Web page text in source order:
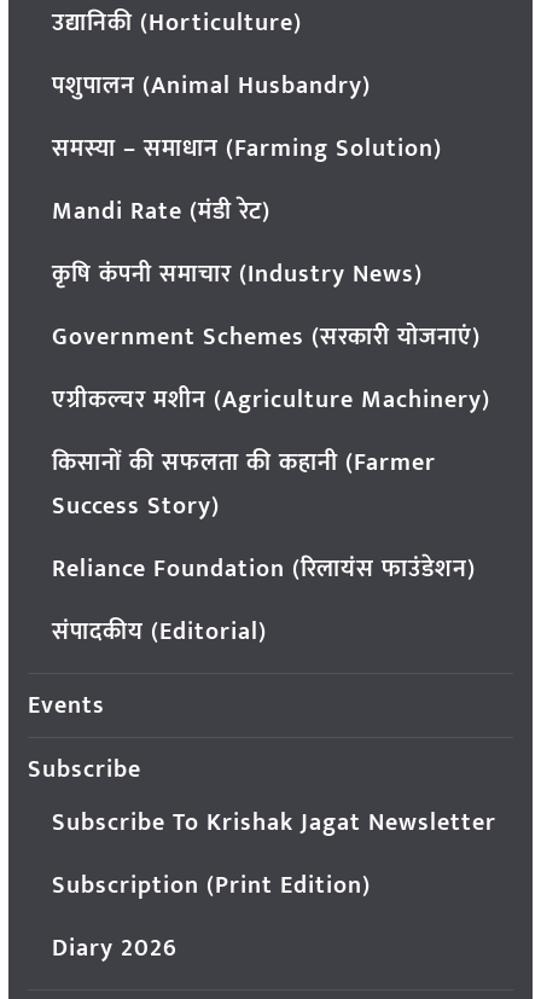
उद्यानिकी (Horticulture)
पशुपालन (Animal Husbandry)
समस्या – समाधान (Farming Solution)
Mandi Rate (मंडी रेट)
कृषि कंपनी समाचार (Industry News)
Government Schemes (सरकारी योजनाएं)
एग्रीकल्चर मशीन (Agriculture Machinery)
किसानों की सफलता की कहानी (Farmer
Success Story)
Reliance Foundation (रिलायंस फाउंडेशन)
संपादकीय (Editorial)
Events
Subscribe
Subscribe To Krishak Jagat Newsletter
Subscription (Print Edition)
Diary 2026